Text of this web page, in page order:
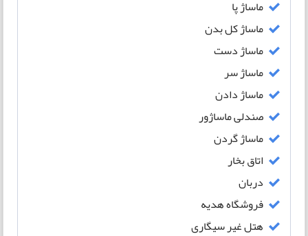
ماساژ پا
ماساژ کل بدن
ماساژ دست
ماساژ سر
ماساژ دادن
صندلی ماساژور
ماساژ گردن
اتاق بخار
دربان
فروشگاه هدیه
هتل غیر سیگاری